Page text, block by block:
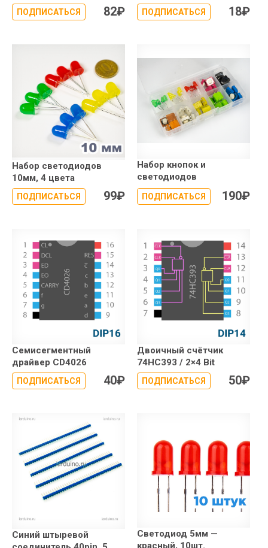
ПОДПИСАТЬСЯ 82₽ ПОДПИСАТЬСЯ 18₽
Набор светодиодов
10мм, 4 цвета
ПОДПИСАТЬСЯ 99₽
Набор кнопок и
светодиодов
ПОДПИСАТЬСЯ 190₽
Семисегментный
драйвер CD4026
ПОДПИСАТЬСЯ 40₽
Двоичный счётчик
74HC393 / 2×4 Bit
ПОДПИСАТЬСЯ 50₽
Синий штыревой
Светодиод 5мм —